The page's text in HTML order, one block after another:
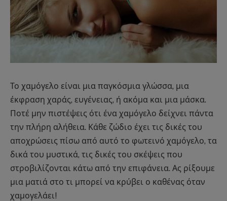
Το χαμόγελο είναι μια παγκόσμια γλώσσα, μια
έκφραση χαράς, ευγένειας, ή ακόμα και μια μάσκα.
Ποτέ μην πιστέψεις ότι ένα χαμόγελο δείχνει πάντα
την πλήρη αλήθεια. Κάθε ζώδιο έχει τις δικές του
αποχρώσεις πίσω από αυτό το φωτεινό χαμόγελο, τα
δικά του μυστικά, τις δικές του σκέψεις που
στροβιλίζονται κάτω από την επιφάνεια. Ας ρίξουμε
μια ματιά στο τι μπορεί να κρύβει ο καθένας όταν
χαμογελάει!